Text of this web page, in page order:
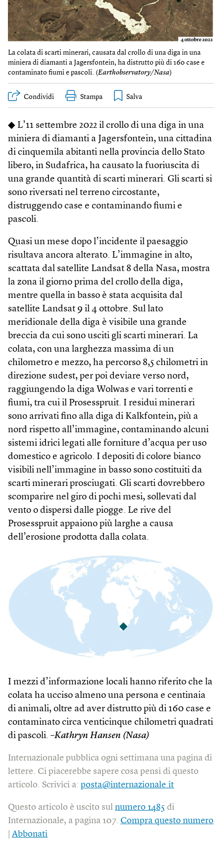
La colata di scarti minerari, causata dal crollo di una diga in una
miniera di diamanti a Jagersfontein, ha distrutto più di 160 case e
contaminato fiumi e pascoli. (Earthobservatory/Nasa)
Condividi Stampa
◆ L’11 settembre 2022 il crollo di una diga in una
miniera di diamanti a Jagersfontein, una cittadina
di cinquemila abitanti nella provincia dello Stato
libero, in Sudafrica, ha causato la fuoriuscita di
una grande quantità di scarti minerari. Gli scarti si
sono riversati nel terreno circostante,
distruggendo case e contaminando fiumi e
pascoli.
Quasi un mese dopo l’incidente il paesaggio
risultava ancora alterato. L’immagine in alto,
scattata dal satellite Landsat 8 della Nasa, mostra
la zona il giorno prima del crollo della diga,
mentre quella in basso è stata acquisita dal
satellite Landsat 9 il 4 ottobre. Sul lato
meridionale della diga è visibile una grande
breccia da cui sono usciti gli scarti minerari. La
colata, con una larghezza massima di un
chilometro e mezzo, ha percorso 8,5 chilometri in
direzione sudest, per poi deviare verso nord,
raggiungendo la diga Wolwas e vari torrenti e
fiumi, tra cui il Prosesspruit. I residui minerari
sono arrivati fino alla diga di Kalkfontein, più a
nord rispetto all’immagine, contaminando alcuni
sistemi idrici legati alle forniture d’acqua per uso
domestico e agricolo. I depositi di colore bianco
visibili nell’immagine in basso sono costituiti da
scarti minerari prosciugati. Gli scarti dovrebbero
scomparire nel giro di pochi mesi, sollevati dal
vento o dispersi dalle piogge. Le rive del
Prosesspruit appaiono più larghe a causa
dell’erosione prodotta dalla colata.
I mezzi d’informazione locali hanno riferito che la
colata ha ucciso almeno una persona e centinaia
di animali, oltre ad aver distrutto più di 160 case e
contaminato circa venticinque chilometri quadrati
di pascoli. –Kathryn Hansen (Nasa)
Internazionale pubblica ogni settimana una pagina di
lettere. Ci piacerebbe sapere cosa pensi di questo
articolo. Scrivici a: posta@internazionale.it
Questo articolo è uscito sul numero 1485 di
Internazionale, a pagina 107. Compra questo numero
Abbonati